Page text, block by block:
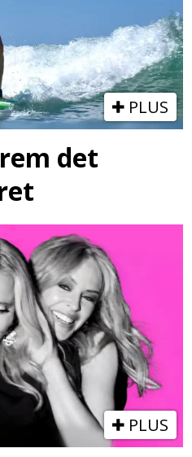
PLUS
det
PLUS